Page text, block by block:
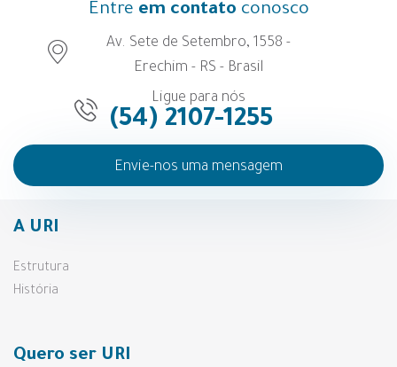
Entre em contato conosco
Av. Sete de Setembro, 1558 -
Erechim - RS - Brasil
Ligue para nós
(54) 2107-1255
Envie-nos uma mensagem
A URI
Estrutura
História
Quero ser URI